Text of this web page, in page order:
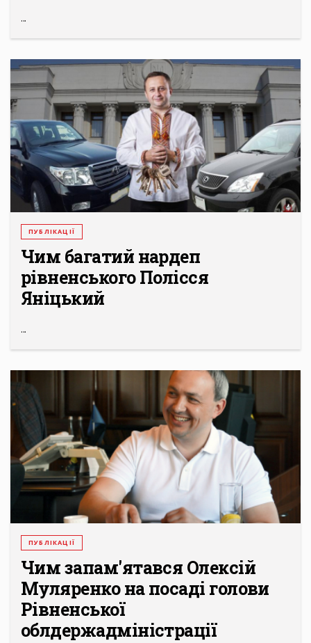
...
ПУБЛІКАЦІЇ
Чим багатий нардеп
рівненського Полісся
Яніцький
...
ПУБЛІКАЦІЇ
Чим запам'ятався Олексій
Муляренко на посаді голови
Рівненської
облдержадміністрації